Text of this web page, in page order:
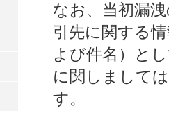
なお、当初漏
引先に関する
よび件名）と
に関しまして
す。